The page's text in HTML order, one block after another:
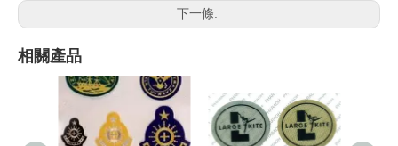
下一條:
相關產品